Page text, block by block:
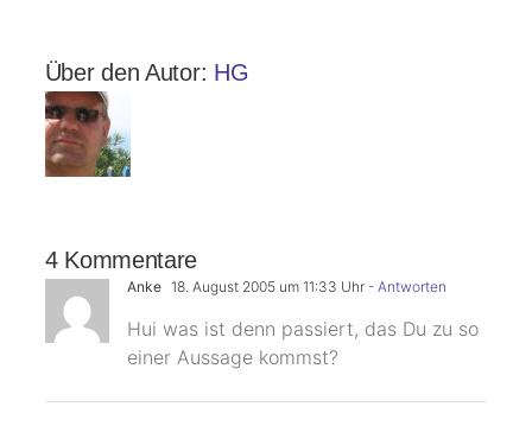
Über den Autor: HG
4 Kommentare
Anke 18. August 2005 um 11:33 Uhr- Antworten
Hui was ist denn passiert, das Du zu so
einer Aussage kommst?